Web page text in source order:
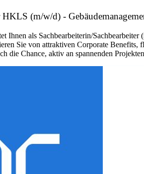
(m/w/d) -
Ihnen als Sachbearbeiterin/
Sie von attraktiven Corporate Benefits,
die Chance, aktiv an spannenden